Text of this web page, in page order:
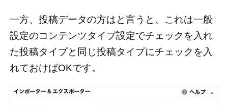
一方、投稿データの方はと言うと、これは一般
設定のコンテンツタイプ設定でチェックを入れ
た投稿タイプと同じ投稿タイプにチェックを入
れておけばOKです。